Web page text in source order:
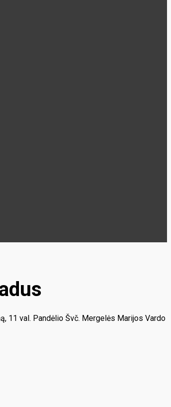
11 val. Pandėlio Švč. Mergelės Marijos Vardo